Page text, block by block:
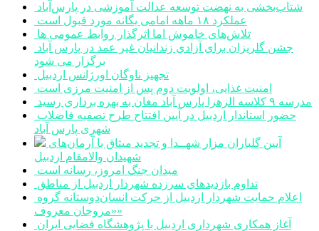
شتاب‌بخشی به نهضت توسعه عدالت آموزشی در پارس‌آباد
عملکرد ۱۸ ماهه امامی یگانه مورد قبول است
تلاش‌های خاموش اما اثرگذار روابط عمومی ها
برگزار می شود
تجهیز ناوگان اورژانس اردبیل
امنیت غذایی، اولویت دوم پس از امنیت مرزی است
مدرسه ۹ کلاسه الزهرا پارس آباد مغان به بهره برداری رسید
شهری پارس آباد
شهیدان والامقام اردبیل
میدان جنگ امروز، رسانه است
تداوم بازدیدهای سرزده شهردار اردبیل از مناطق
«مروجان معروف»